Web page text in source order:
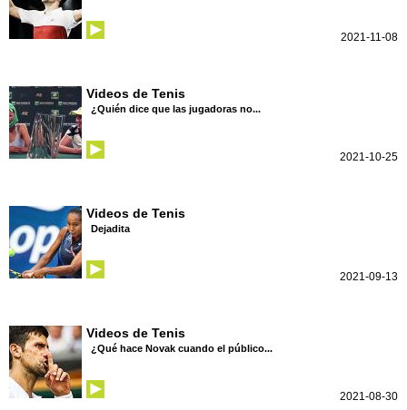
2021-11-08
Videos de Tenis
¿Quién dice que las jugadoras no...
2021-10-25
Videos de Tenis
Dejadita
2021-09-13
Videos de Tenis
¿Qué hace Novak cuando el público...
2021-08-30